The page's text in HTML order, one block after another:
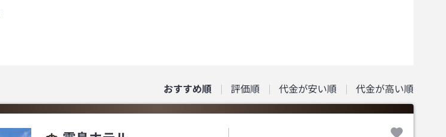
おすすめ順 評価順 代金が安い順 代金が高い順